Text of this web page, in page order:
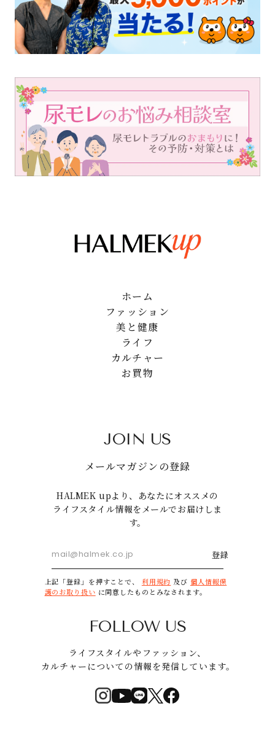
ホーム
ファッション
美と健康
ライフ
カルチャー
お買物
JOIN US
メールマガジンの登録
HALMEK upより、あなたにオススメの
ライフスタイル情報をメールでお届けしま
す。
登録
上記「登録」を押すことで、 利用規約 及び 個人情報保
護のお取り扱い に同意したものとみなされます。
FOLLOW US
ライフスタイルやファッション、
カルチャーについての情報を発信しています。